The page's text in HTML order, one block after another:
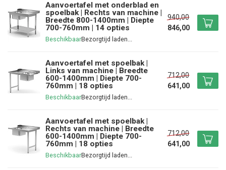
Aanvoertafel met onderblad en
spoelbak | Rechts van machine |
Breedte 800-1400mm | Diepte
700-760mm | 14 opties
Beschikbaar
940,00
846,00
Aanvoertafel met spoelbak |
Links van machine | Breedte
600-1400mm | Diepte 700-
760mm | 18 opties
Beschikbaar
712,00
641,00
Aanvoertafel met spoelbak |
Rechts van machine | Breedte
600-1400mm | Diepte 700-
760mm | 18 opties
Beschikbaar
712,00
641,00